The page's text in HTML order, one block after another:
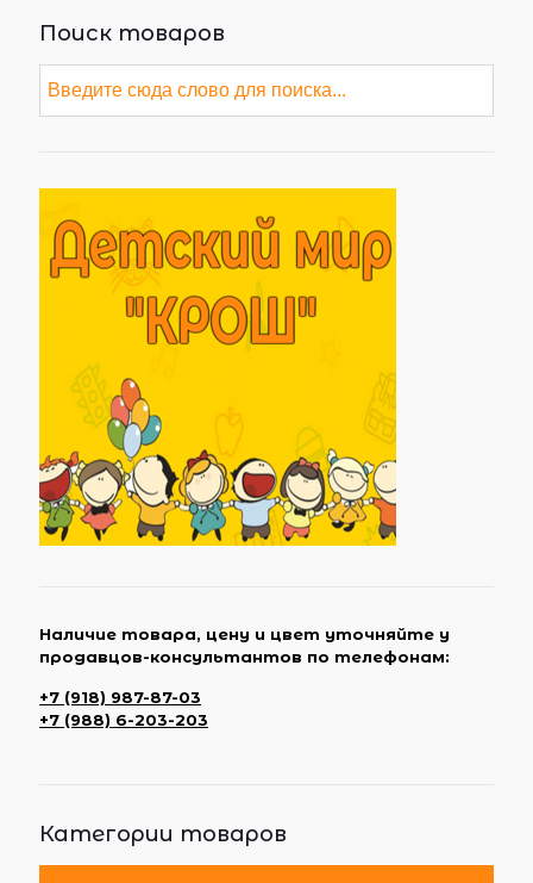
Поиск товаров
Наличие товара, цену и цвет уточняйте у
продавцов-консультантов по телефонам:
+7 (918) 987-87-03
+7 (988) 6-203-203
Категории товаров